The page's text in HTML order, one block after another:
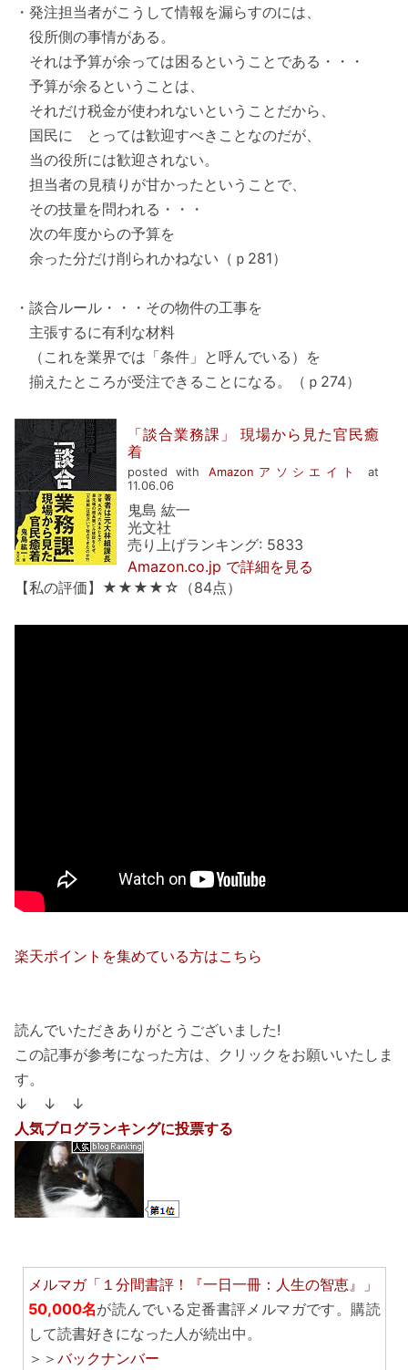
・発注担当者がこうして情報を漏らすのには、
役所側の事情がある。
それは予算が余っては困るということである・・・
予算が余るということは、
それだけ税金が使われないということだから、
国民に とっては歓迎すべきことなのだが、
当の役所には歓迎されない。
担当者の見積りが甘かったということで、
その技量を問われる・・・
次の年度からの予算を
余った分だけ削られかねない（ｐ281）
・談合ルール・・・その物件の工事を
主張するに有利な材料
（これを業界では「条件」と呼んでいる）を
揃えたところが受注できることになる。（ｐ274）
「談合業務課」 現場から見た官民癒
着
posted with Amazonアソシエイト
at
11.06.06
鬼島 紘一
光文社
売り上げランキング: 5833
Amazon.co.jp で詳細を見る
【私の評価】★★★★☆（84点）
楽天ポイントを集めている方はこちら
読んでいただきありがとうございました!
この記事が参考になった方は、クリックをお願いいたしま
す。
↓ ↓ ↓
人気ブログランキングに投票する
メルマガ「１分間書評！『一日一冊：人生の智恵』」
50,000名が読んでいる定番書評メルマガです。購読
して読書好きになった人が続出中。
＞＞ バックナンバー